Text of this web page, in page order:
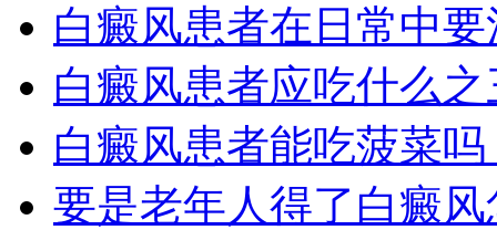
白癜风患者在日常中
白癜风患者应吃什么
白癜风患者能吃菠菜吗
要是老年人得了白癜